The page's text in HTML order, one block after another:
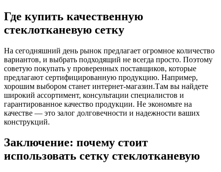
Где купить качественную
стеклотканевую сетку
На сегодняшний день рынок предлагает огромное количество
вариантов, и выбрать подходящий не всегда просто. Поэтому
советую покупать у проверенных поставщиков, которые
предлагают сертифицированную продукцию. Например,
хорошим выбором станет интернет-магазин.Там вы найдете
широкий ассортимент, консультации специалистов и
гарантированное качество продукции. Не экономьте на
качестве — это залог долговечности и надежности ваших
конструкций.
Заключение: почему стоит
использовать сетку стеклотканевую